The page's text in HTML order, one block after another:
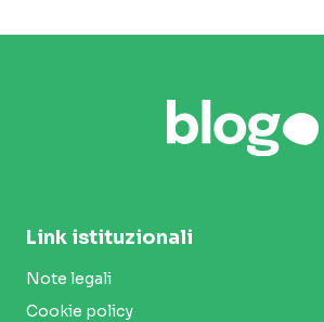
Link istituzionali
Note legali
Cookie policy